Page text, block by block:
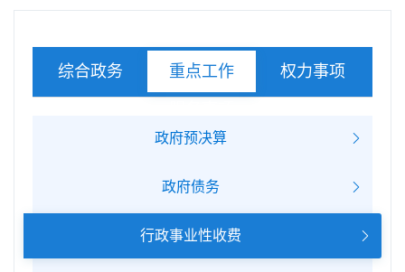
综合政务 重点工作 权力事项
政府预决算
政府债务
行政事业性收费